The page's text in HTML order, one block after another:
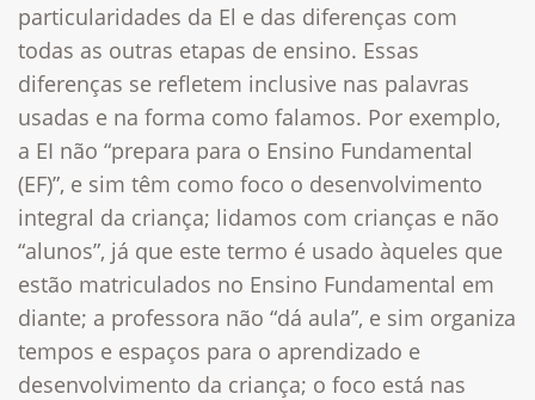
particularidades da El e das diferenças com
todas as outras etapas de ensino. Essas
diferenças se refletem inclusive nas palavras
usadas e na forma como falamos. Por exemplo,
a EI não “prepara para o Ensino Fundamental
(EF)”, e sim têm como foco o desenvolvimento
integral da criança; lidamos com crianças e não
“alunos”, já que este termo é usado àqueles que
estão matriculados no Ensino Fundamental em
diante; a professora não “dá aula”, e sim organiza
tempos e espaços para o aprendizado e
desenvolvimento da criança; o foco está nas